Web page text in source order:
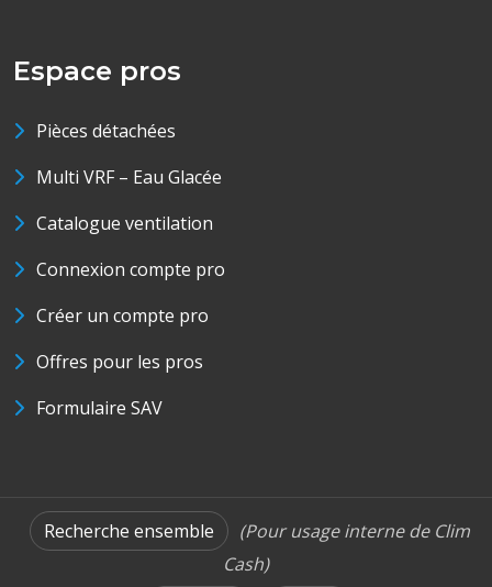
Espace pros
Pièces détachées
Multi VRF – Eau Glacée
Catalogue ventilation
Connexion compte pro
Créer un compte pro
Offres pour les pros
Formulaire SAV
Recherche ensemble
(Pour usage interne de Clim
Cash)